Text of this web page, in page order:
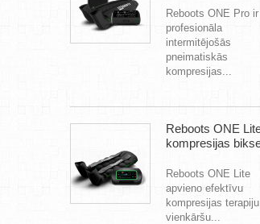
Reboots ONE Pro ir
profesionāla
intermitējošās
pneimatiskās
kompresijas...
Reboots ONE
kompresijas
Reboots ONE Lite
apvieno efektīvu
kompresijas
vienkāršu...